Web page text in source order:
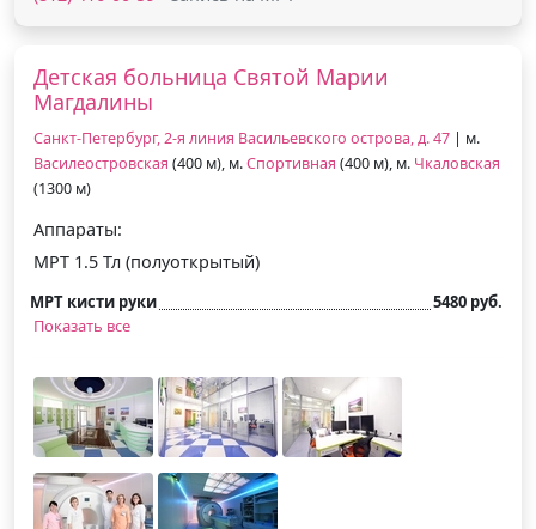
Детская больница Святой Марии
Магдалины
Санкт-Петербург, 2-я линия Васильевского острова, д. 47 | м.
Василеостровская (400 м), м.Спортивная (400 м), м. Чкаловская
(1300 м)
Аппараты:
МРТ 1.5 Тл (полуоткрытый)
МРТ кисти руки
5480 руб.
Показать все